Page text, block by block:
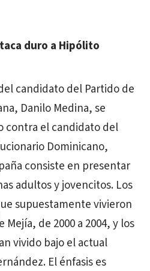
duro a Hipólito
candidato del Partido de
Danilo Medina, se
contra el candidato del
Dominicano,
consiste en presentar
adultos y jovencitos. Los
supuestamente vivieron
de 2000 a 2004, y los
vivido bajo el actual
El énfasis es